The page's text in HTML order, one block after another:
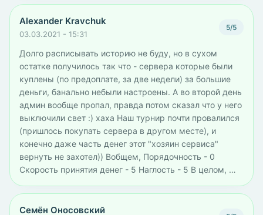
Alexander Kravchuk
03.03.2021 - 15:31
5/5
Долго расписывать историю не буду, но в сухом
остатке получилось так что - сервера которые были
куплены (по предоплате, за две недели) за большие
деньги, банально небыли настроены. А во второй день
админ вообще пропал, правда потом сказал что у него
выключили свет :) хаха Наш турнир почти провалился
(пришлось покупать сервера в другом месте), и
конечно даже часть денег этот "хозяин сервиса"
вернуть не захотел)) Вобщем, Порядочность - 0
Скорость принятия денег - 5 Наглость - 5 В целом, …
Семён Оносовский